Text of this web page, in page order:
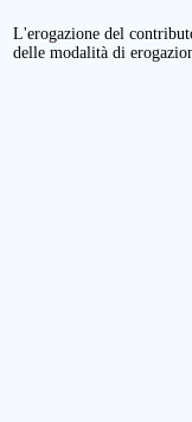
L'erogazione del
delle modalità di